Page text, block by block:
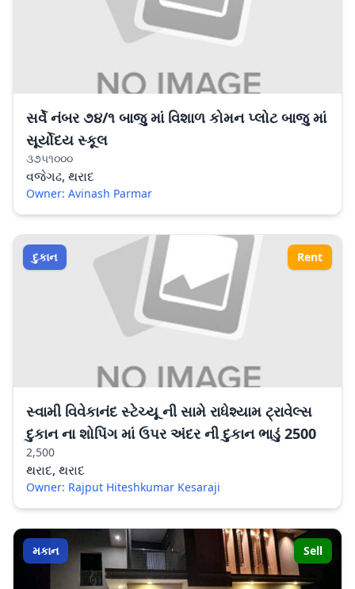
સર્વે નંબર ૭૪/૧ બાજુ માં વિશાળ કોમન પ્લોટ બાજુ માં
સૂર્યોદય સ્કૂલ
૩૭૫૧૦૦૦
વજેગઢ, થરાદ
Owner: Avinash Parmar
દુકાન Rent
સ્વામી વિવેકાનંદ સ્ટેચ્યૂ ની સામે રાધેશ્યામ ટ્રાવેલ્સ
દુકાન ના શોપિંગ માં ઉપર અંદર ની દુકાન ભાડું 2500
2,500
થરાદ, થરાદ
Owner: Rajput Hiteshkumar Kesaraji
મકાન Sell